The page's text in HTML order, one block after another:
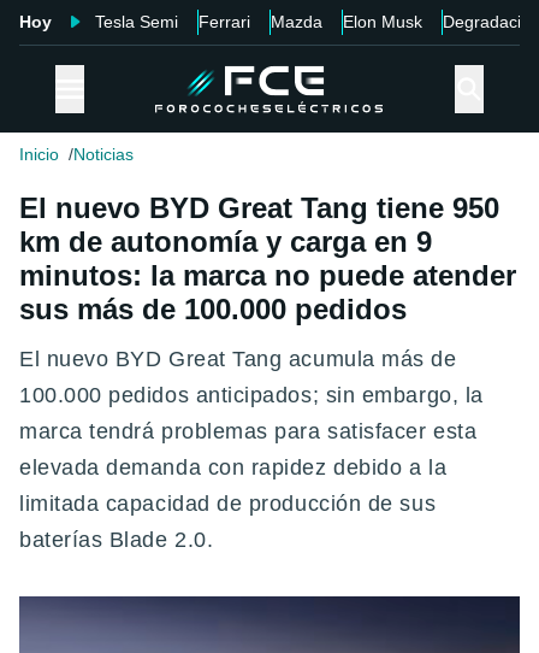
Hoy Tesla Semi Ferrari Mazda Elon Musk Degradación
Inicio Noticias
El nuevo BYD Great Tang tiene 950
km de autonomía y carga en 9
minutos: la marca no puede atender
sus más de 100.000 pedidos
El nuevo BYD Great Tang acumula más de
100.000 pedidos anticipados; sin embargo, la
marca tendrá problemas para satisfacer esta
elevada demanda con rapidez debido a la
limitada capacidad de producción de sus
baterías Blade 2.0.